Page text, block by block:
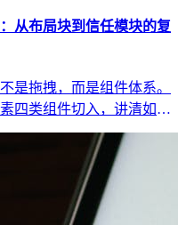
从布局块到信任模块的复
是拖拽，而是组件体系。
四类组件切入，讲清如何
地生产。